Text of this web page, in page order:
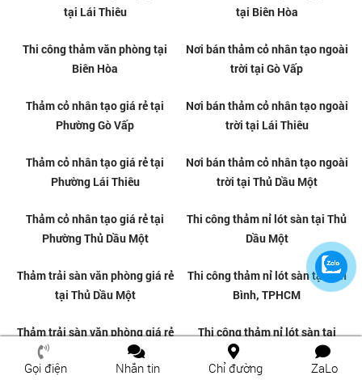
Thảm trải sàn văn phòng tại Dĩ
Thảm trải sàn văn phòng chất
lượng tại Phú Lợi
Đơn vị thi công thảm văn phòng
chuyên nghiệp tại Phú Lợi
Thảm trải sàn văn phòng chất
lượng tại Phú Hòa
Gọi điện Nhắn tin Chỉ đường ZaLo